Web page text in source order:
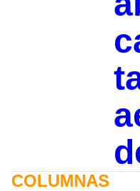
COLUMNAS